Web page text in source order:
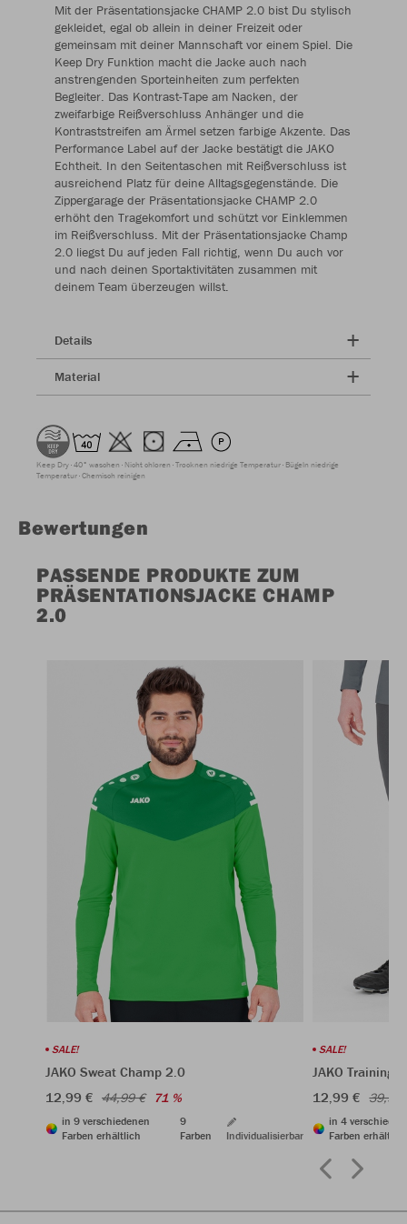
Mit der Präsentationsjacke CHAMP 2.0 bist Du stylisch
gekleidet, egal ob allein in deiner Freizeit oder
gemeinsam mit deiner Mannschaft vor einem Spiel. Die
Keep Dry Funktion macht die Jacke auch nach
anstrengenden Sporteinheiten zum perfekten
Begleiter. Das Kontrast-Tape am Nacken, der
zweifarbige Reißverschluss Anhänger und die
Kontraststreifen am Ärmel setzen farbige Akzente. Das
Performance Label auf der Jacke bestätigt die JAKO
Echtheit. In den Seitentaschen mit Reißverschluss ist
ausreichend Platz für deine Alltagsgegenstände. Die
Zippergarage der Präsentationsjacke CHAMP 2.0
erhöht den Tragekomfort und schützt vor Einklemmen
im Reißverschluss. Mit der Präsentationsjacke Champ
2.0 liegst Du auf jeden Fall richtig, wenn Du auch vor
und nach deinen Sportaktivitäten zusammen mit
deinem Team überzeugen willst.
Details
Material
Keep Dry 40° waschen Nicht chloren Trocknen niedrige Temperatur Bügeln niedrige
Temperatur Chemisch reinigen
Bewertungen
PASSENDE PRODUKTE ZUM
PRÄSENTATIONSJACKE CHAMP
2.0
SALE!
JAKO Sweat Champ 2.0
12,99 € 44,99 € 71 %
in 9 verschiedenen
Farben erhältlich
9
Farben
Individualisierbar
SALE!
JAKO
12,99 € 39,99
in 4
Farben